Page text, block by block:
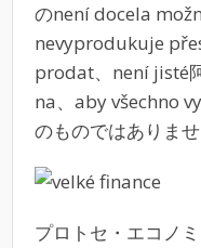
のnení docela
nevyprodukuje
prodat、není jisté
na、aby všechno
のものではありませ
プロトセ・エコノ